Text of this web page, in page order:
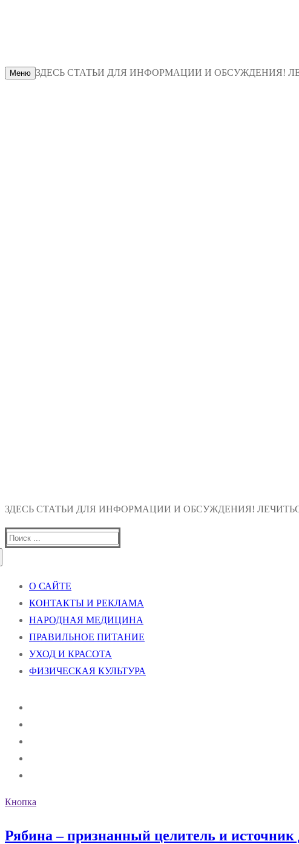
Меню ЗДЕСЬ СТАТЬИ ДЛЯ ИНФОРМАЦИИ И ОБСУЖДЕНИЯ!
ЗДЕСЬ СТАТЬИ ДЛЯ ИНФОРМАЦИИ И ОБСУЖДЕНИЯ!
Найти:
О САЙТЕ
КОНТАКТЫ И РЕКЛАМА
НАРОДНАЯ МЕДИЦИНА
ПРАВИЛЬНОЕ ПИТАНИЕ
УХОД И КРАСОТА
ФИЗИЧЕСКАЯ КУЛЬТУРА
Кнопка
Рябина – признанный целитель и источник